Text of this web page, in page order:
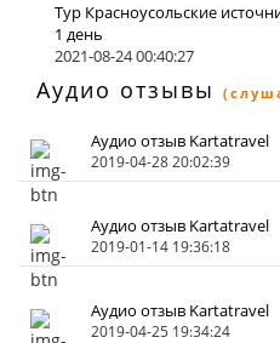
Тур Красноусольские
1 день
2021-08-24 00:40:27
Аудио отзывы
Аудио отзыв Kartatravel
2019-04-28 20:02:39
Аудио отзыв Kartatravel
2019-01-14 19:36:18
Аудио отзыв Kartatravel
2019-04-25 19:34:24